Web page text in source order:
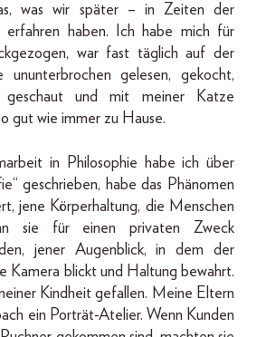
was wir später – in Zeiten der
erfahren haben. Ich habe mich für
war fast täglich auf der
ununterbrochen gelesen, gekocht,
geschaut und mit meiner Katze
gut wie immer zu Hause.
in Philosophie habe ich über
geschrieben, habe das Phänomen
jene Körperhaltung, die Menschen
sie für einen privaten Zweck
jener Augenblick, in dem der
Kamera blickt und Haltung bewahrt.
Kindheit gefallen. Meine Eltern
ein Porträt-Atelier. Wenn Kunden